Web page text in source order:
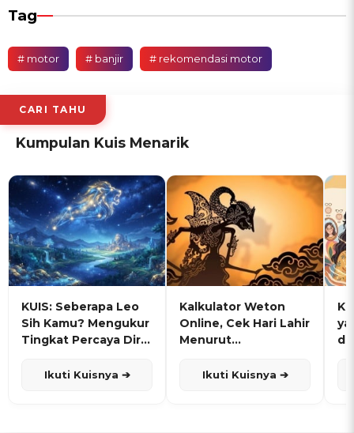
Tag
# motor # banjir # rekomendasi motor
CARI TAHU
Kumpulan Kuis Menarik
KUIS: Seberapa Leo
Sih Kamu? Mengukur
Tingkat Percaya Diri
Ikuti Kuisnya ➔
Kalkulator Weton
Online, Cek Hari Lahir
Menurut
Ikuti Kuisnya ➔